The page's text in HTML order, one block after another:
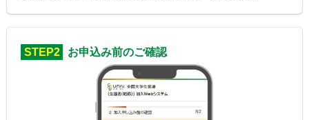
STEP2 お申込み前のご確認